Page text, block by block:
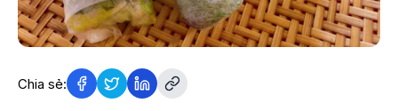
Chia sẻ: